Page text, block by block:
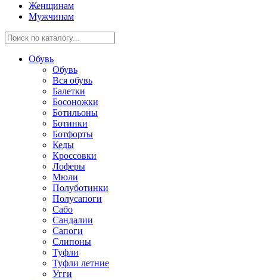
Женщинам
Мужчинам
Обувь
Обувь
Вся обувь
Балетки
Босоножки
Ботильоны
Ботинки
Ботфорты
Кеды
Кроссовки
Лоферы
Мюли
Полуботинки
Полусапоги
Сабо
Сандалии
Сапоги
Слипоны
Туфли
Туфли летние
Угги